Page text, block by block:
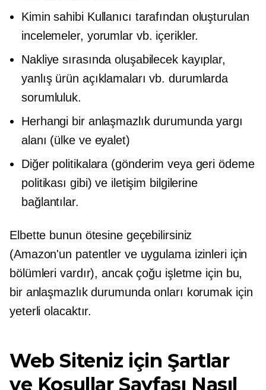
Kimin sahibi Kullanıcı tarafından oluşturulan
incelemeler, yorumlar vb. içerikler.
Nakliye sırasında oluşabilecek kayıplar,
yanlış ürün açıklamaları vb. durumlarda
sorumluluk.
Herhangi bir anlaşmazlık durumunda yargı
alanı (ülke ve eyalet)
Diğer politikalara (gönderim veya geri ödeme
politikası gibi) ve iletişim bilgilerine
bağlantılar.
Elbette bunun ötesine geçebilirsiniz
(Amazon'un patentler ve uygulama izinleri için
bölümleri vardır), ancak çoğu işletme için bu,
bir anlaşmazlık durumunda onları korumak için
yeterli olacaktır.
Web Siteniz için Şartlar
ve Koşullar Sayfası Nasıl